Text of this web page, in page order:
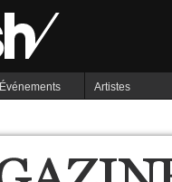
Événements Artistes